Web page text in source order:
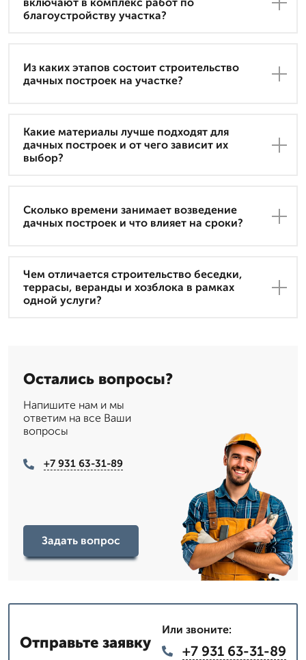
включают в комплекс работ по
благоустройству участка?
Из каких этапов состоит строительство
дачных построек на участке?
Какие материалы лучше подходят для
дачных построек и от чего зависит их
выбор?
Сколько времени занимает возведение
дачных построек и что влияет на сроки?
Чем отличается строительство беседки,
террасы, веранды и хозблока в рамках
одной услуги?
Остались вопросы?
Напишите нам и мы
ответим на все Ваши
вопросы
+7 931 63-31-89
Задать вопрос
Отправьте заявку
Или звоните:
+7 931 63-31-89